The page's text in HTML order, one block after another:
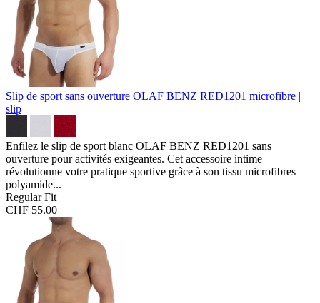
Slip de sport sans ouverture OLAF BENZ RED1201 microfibre |
slip
Enfilez le slip de sport blanc OLAF BENZ RED1201 sans
ouverture pour activités exigeantes. Cet accessoire intime
révolutionne votre pratique sportive grâce à son tissu microfibres
polyamide...
Regular Fit
CHF 55.00